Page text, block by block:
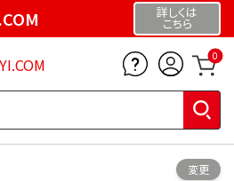
詳しくは
こちら
0
変更